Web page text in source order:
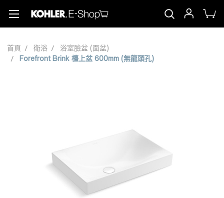
首頁 衛浴
浴室臉盆 (面盆)
Forefront Brink 檯上盆 600mm (無龍頭孔)